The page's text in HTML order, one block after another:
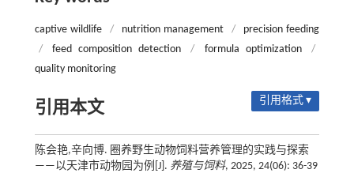
captive wildlife / nutrition management /
precision feeding
/
feed composition detection / formula optimization
/
quality monitoring
引用本文 引用格式 ▾
陈会艳,辛向博. 圈养野生动物饲料营养管理的实践与探索
——以天津市动物园为例[J]. 养殖与饲料, 2025, 24(06): 36-39